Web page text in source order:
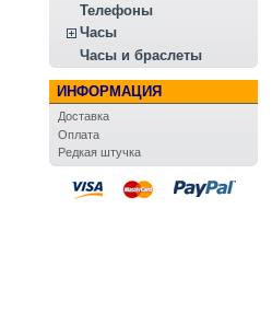
Телефоны
Часы
Часы и браслеты
ИНФОРМАЦИЯ
Доставка
Оплата
Редкая штучка